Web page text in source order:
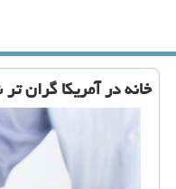
خانه در آمریكا گران